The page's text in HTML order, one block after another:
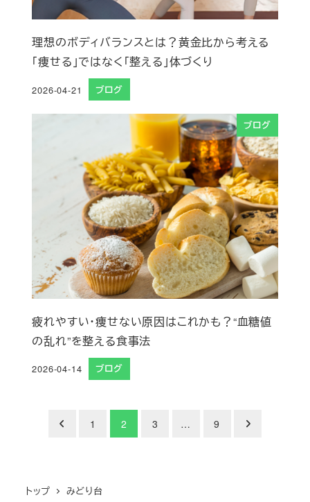
理想のボディバランスとは？黄金比から考える
「痩せる」ではなく「整える」体づくり
投稿日
2026-04-21 ブログ
ブログ
疲れやすい・痩せない原因はこれかも？“血糖値
の乱れ”を整える食事法
投稿日
2026-04-14 ブログ
1 2 3 … 9
トップ みどり台